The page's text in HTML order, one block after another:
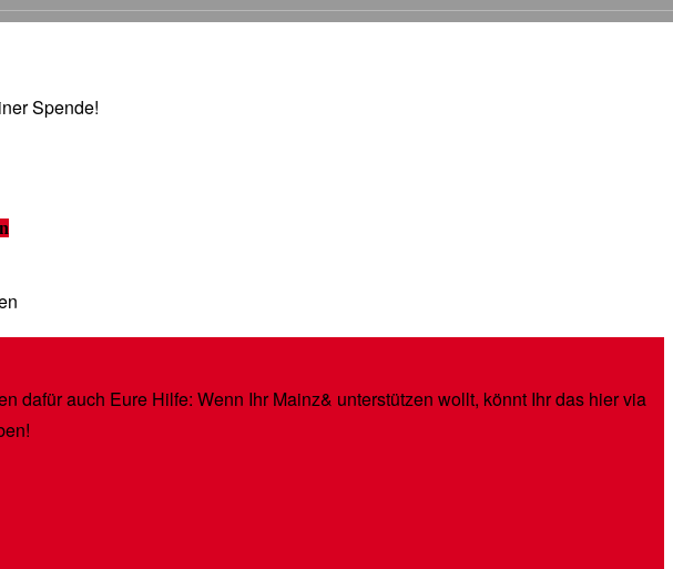
Spende!
dafür auch Eure Hilfe: Wenn Ihr Mainz& unterstützen wollt, könnt Ihr das hier via